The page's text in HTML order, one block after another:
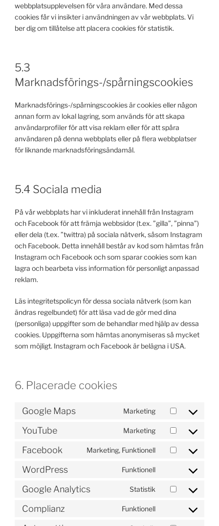
webbplatsupplevelsen för våra användare. Med dessa
cookies får vi insikter i användningen av vår webbplats. Vi
ber dig om tillåtelse att placera cookies för statistik.
5.3
Marknadsförings-/spårningscookies
Marknadsförings-/spårningscookies är cookies eller någon
annan form av lokal lagring, som används för att skapa
användarprofiler för att visa reklam eller för att spåra
användaren på denna webbplats eller på flera webbplatser
för liknande marknadsföringsändamål.
5.4 Sociala media
På vår webbplats har vi inkluderat innehåll från Instagram
och Facebook för att främja webbsidor (t.ex. ”gilla”, ”pinna”)
eller dela (t.ex. ”twittra) på sociala nätverk, såsom Instagram
och Facebook. Detta innehåll består av kod som hämtas från
Instagram och Facebook och som sparar cookies som kan
lagra och bearbeta viss information för personligt anpassad
reklam.
Läs integritetspolicyn för dessa sociala nätverk (som kan
ändras regelbundet) för att läsa vad de gör med dina
(personliga) uppgifter som de behandlar med hjälp av dessa
cookies. Uppgifterna som hämtas anonymiseras så mycket
som möjligt. Instagram och Facebook är belägna i USA.
6. Placerade cookies
Google Maps Marketing
Consent
google-
YouTube Marketing
Consent
youtube
Facebook Marketing, Funktionell
Consent
facebook
WordPress Funktionell
wordpress
Google Analytics Statistik
Consent
Complianz Funktionell